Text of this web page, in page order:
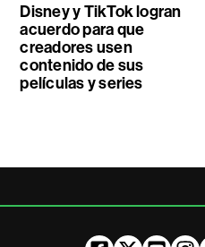
Disney y TikTok logran
acuerdo para que
creadores usen
contenido de sus
películas y series